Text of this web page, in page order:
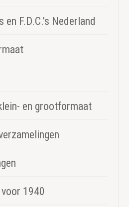
en F.D.C.'s Nederland
en grootformaat
1940